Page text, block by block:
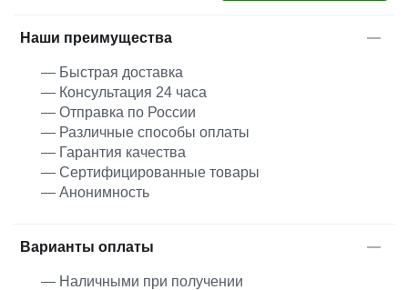
Наши преимущества
— Быстрая доставка
— Консультация 24 часа
— Отправка по России
— Различные способы оплаты
— Гарантия качества
— Сертифицированные товары
— Анонимность
Варианты оплаты
— Наличными при получении